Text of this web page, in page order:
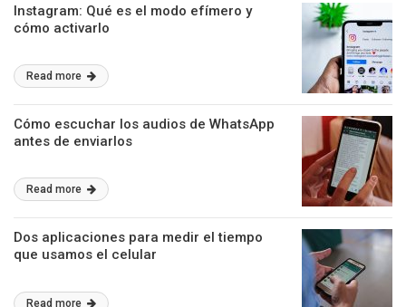
Instagram: Qué es el modo efímero y
cómo activarlo
Read more
Cómo escuchar los audios de WhatsApp
antes de enviarlos
Read more
Dos aplicaciones para medir el tiempo
que usamos el celular
Read more